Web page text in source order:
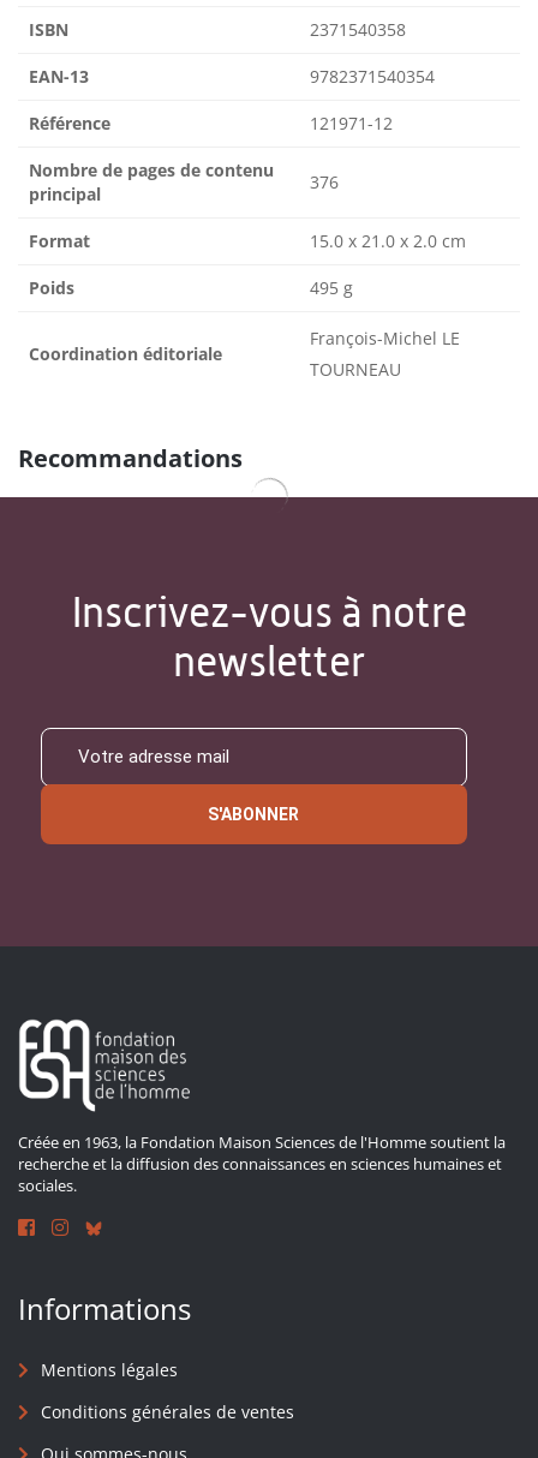
ISBN 2371540358
EAN-13 9782371540354
Référence 121971-12
Nombre de pages de contenu
principal
376
Format 15.0 x 21.0 x 2.0 cm
Poids 495 g
Coordination éditoriale
François-Michel LE
TOURNEAU
Recommandations
Inscrivez-vous à notre
newsletter
S'ABONNER
Créée en 1963, la Fondation Maison Sciences de l'Homme soutient la
recherche et la diffusion des connaissances en sciences humaines et
sociales.
Informations
Mentions légales
Conditions générales de ventes